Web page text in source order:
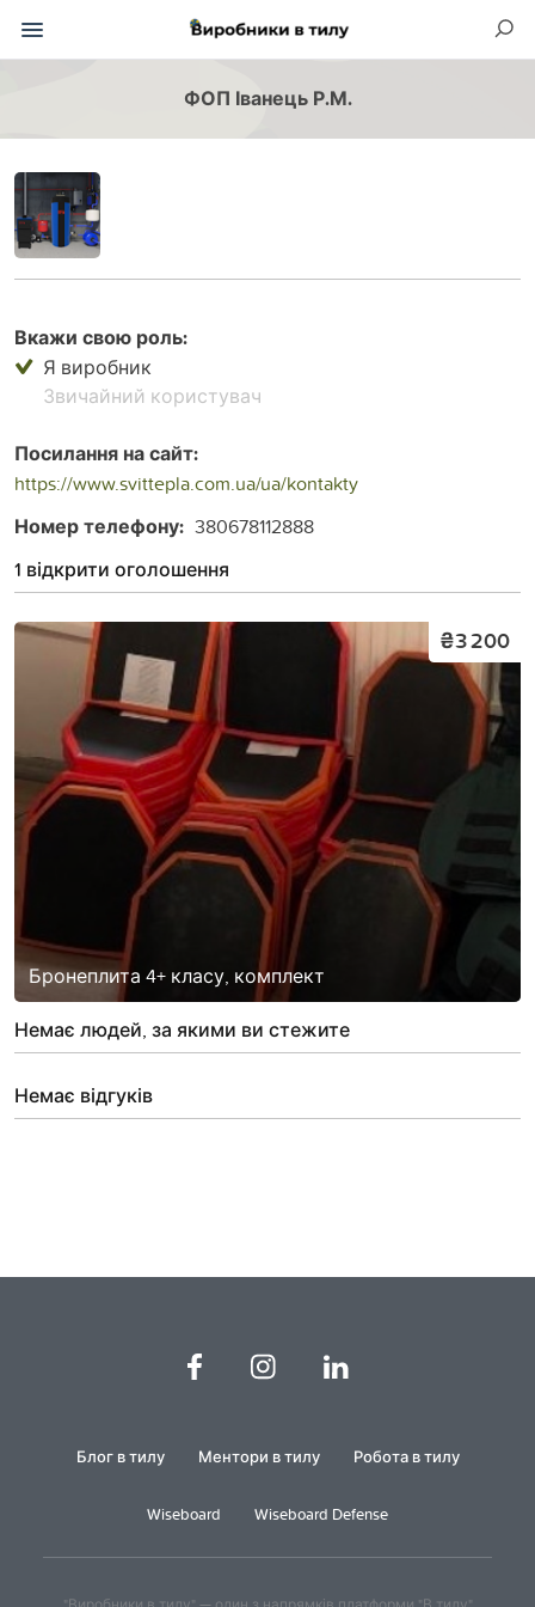
ФОП Іванець Р.М.
Вкажи свою роль:
Я виробник
Звичайний користувач
Посилання на сайт:
https://www.svittepla.com.ua/ua/kontakty
Номер телефону: 380678112888
1 відкрити оголошення
Бронеплита 4+ класу, комплект
₴3 200
Немає людей, за якими ви стежите
Немає відгуків
Блог в тилу Ментори в тилу Робота в тилу
Wiseboard Wiseboard Defense